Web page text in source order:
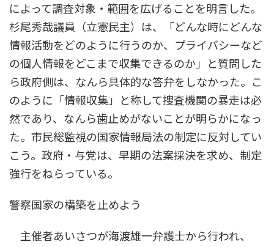
によって調査対象・範囲を広げることを明言した。
杉尾秀哉議員（立憲民主）は、「どんな時にどんな
情報活動をどのように行うのか、プライバシーなど
の個人情報をどこまで収集できるのか」と質問した
ら政府側は、なんら具体的な答弁をしなかった。こ
のように「情報収集」と称して捜査機関の暴走は必
然であり、なんら歯止めがないことが明らかになっ
た。市民総監視の国家情報局法の制定に反対してい
こう。政府・与党は、早期の法案採決を求め、制定
強行をねらっている。
警察国家の構築を止めよう
主催者あいさつが海渡雄一弁護士から行われ、